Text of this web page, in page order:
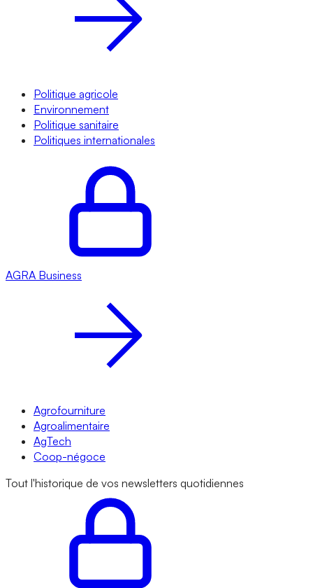
Politique agricole
Environnement
Politique sanitaire
Politiques internationales
AGRA Business
Agrofourniture
Agroalimentaire
AgTech
Coop-négoce
Tout l'historique de vos newsletters quotidiennes